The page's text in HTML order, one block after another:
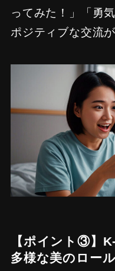
ってみた！」「勇
ポジティブな交流
【ポイント③】
多様な美のロー